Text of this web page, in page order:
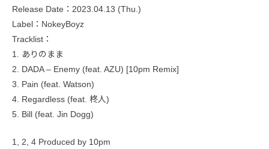
Release Date：2023.04.13 (Thu.)
Label：NokeyBoyz
Tracklist：
1. ありのまま
2. DADA – Enemy (feat. AZU) [10pm Remix]
3. Pain (feat. Watson)
4. Regardless (feat. 柊人)
5. Bill (feat. Jin Dogg)
1, 2, 4 Produced by 10pm